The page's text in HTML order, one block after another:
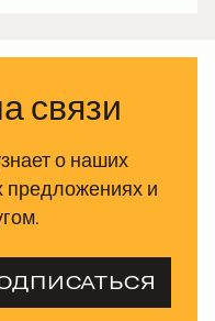
связи
о наших
предложениях и